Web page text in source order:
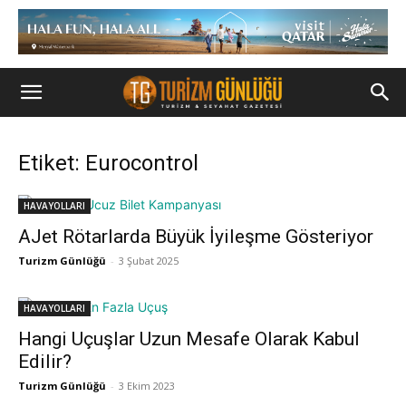
Etiket: Eurocontrol
HAVAYOLLARI
AJet Rötarlarda Büyük İyileşme Gösteriyor
Turizm Günlüğü - 3 Şubat 2025
HAVAYOLLARI
Hangi Uçuşlar Uzun Mesafe Olarak Kabul
Edilir?
Turizm Günlüğü - 3 Ekim 2023